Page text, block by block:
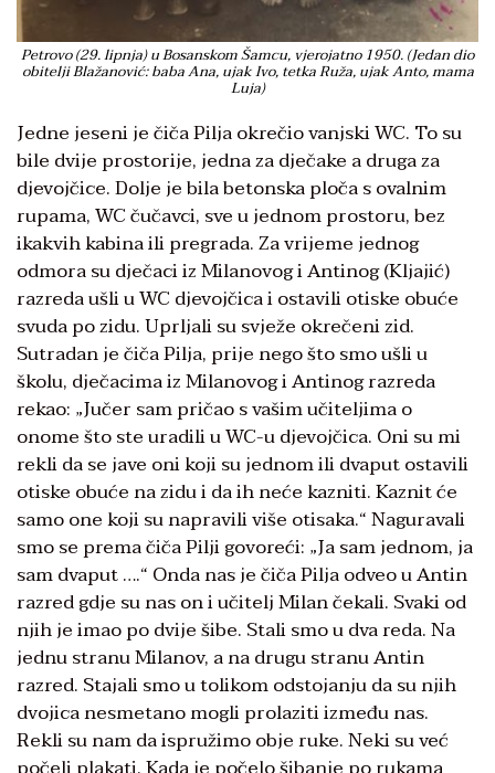
Petrovo (29. lipnja) u Bosanskom Šamcu, vjerojatno 1950. (Jedan dio
obitelji Blažanović: baba Ana, ujak Ivo, tetka Ruža, ujak Anto, mama
Luja)
Jedne jeseni je čiča Pilja okrečio vanjski WC. To su
bile dvije prostorije, jedna za dječake a druga za
djevojčice. Dolje je bila betonska ploča s ovalnim
rupama, WC čučavci, sve u jednom prostoru, bez
ikakvih kabina ili pregrada. Za vrijeme jednog
odmora su dječaci iz Milanovog i Antinog (Kljajić)
razreda ušli u WC djevojčica i ostavili otiske obuće
svuda po zidu. Uprljali su svježe okrečeni zid.
Sutradan je čiča Pilja, prije nego što smo ušli u
školu, dječacima iz Milanovog i Antinog razreda
rekao: „Jučer sam pričao s vašim učiteljima o
onome što ste uradili u WC-u djevojčica. Oni su mi
rekli da se jave oni koji su jednom ili dvaput ostavili
otiske obuće na zidu i da ih neće kazniti. Kaznit će
samo one koji su napravili više otisaka.“ Naguravali
smo se prema čiča Pilji govoreći: „Ja sam jednom, ja
sam dvaput ….“ Onda nas je čiča Pilja odveo u Antin
razred gdje su nas on i učitelj Milan čekali. Svaki od
njih je imao po dvije šibe. Stali smo u dva reda. Na
jednu stranu Milanov, a na drugu stranu Antin
razred. Stajali smo u tolikom odstojanju da su njih
dvojica nesmetano mogli prolaziti između nas.
Rekli su nam da ispružimo obje ruke. Neki su već